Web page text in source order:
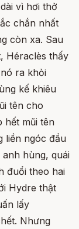
vì hơi thở
chắn nhất
còn xa. Sau
Héraclès thấy
ra khỏi
kế khiêu
tên cho
hết mũi tên
liền ngóc đầu
hùng, quái
đuổi theo hai
Hydre thật
lấy
Nhưng